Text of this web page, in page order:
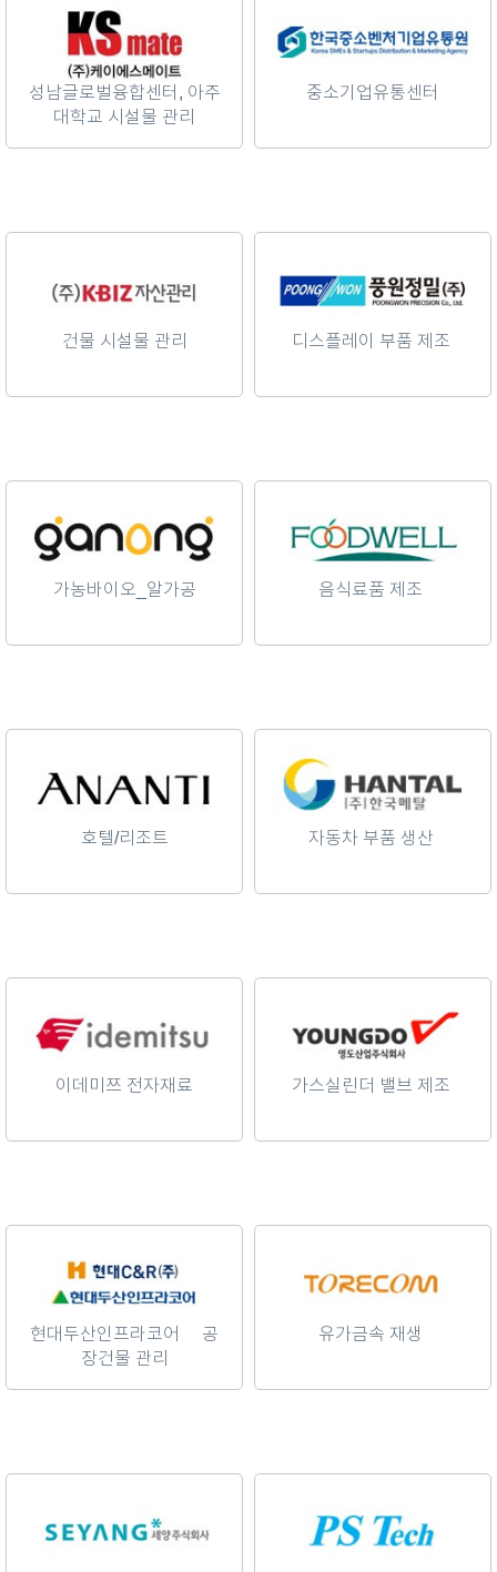
성남글로벌융합센터, 아주
대학교 시설물 관리
중소기업유통센터
건물 시설물 관리 디스플레이 부품 제조
가농바이오_알가공 음식료품 제조
호텔/리조트 자동차 부품 생산
이데미쯔 전자재료 가스실린더 밸브 제조
현대두산인프라코어 공
장건물 관리
유가금속 재생